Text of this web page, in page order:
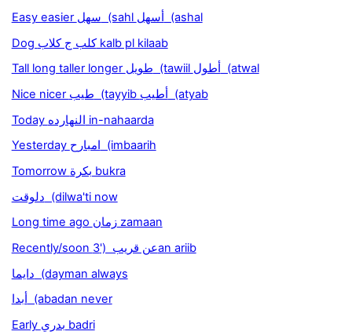
Easy easier سهل (sahl أسهل (ashal
Dog كلب ج كلاب kalb pl kilaab
Tall long taller longer طويل (tawiil أطول (atwal
Nice nicer طيب (tayyib أطيب (atyab
Today النهارده in-nahaarda
Yesterday امبارح (imbaarih
Tomorrow بكرة bukra
دلوقت (dilwa'ti now
Long time ago زمان zamaan
Recently/soon عن قريب ('3an ariib
دايما (dayman always
أبدا (abadan never
Early بدري badri